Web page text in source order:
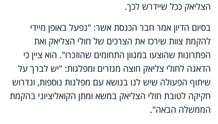
הצליאק ככל שיידרש לכך.
בסיום הדיון אמר חבר הכנסת אשר: "נפעל באופן מיידי
להקמת צוות שירכז את הצרכים של חולי הצליאק ואת
הפתרונות שהוצעו במגוון התחומים שהוזכרו". הוא ציין כי
הדאגה לחולי צליאק חוצה מגזרים ומפלגות: "יש לברך על
שיתוף הפעולה שיש לנו בנושא עם מפלגות נוספות, ונדרוש
חקיקה לטובת חולי הצליאק במשא ומתן הקואליציוני בהקמת
הממשלה הבאה".